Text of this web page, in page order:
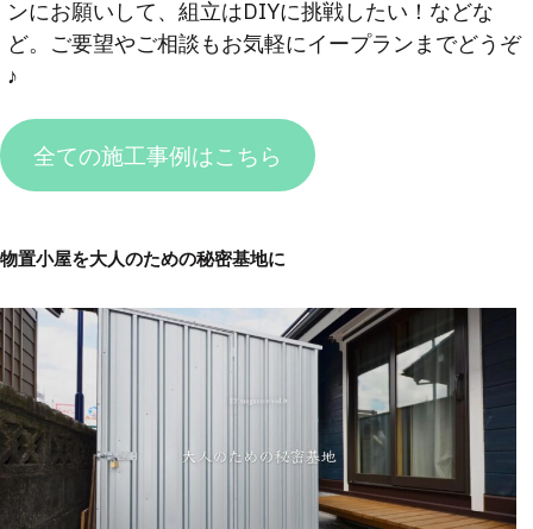
ンにお願いして、組立はDIYに挑戦したい！などな
ど。ご要望やご相談もお気軽にイープランまでどうぞ
♪
全ての施工事例はこちら
物置小屋を大人のための秘密基地に